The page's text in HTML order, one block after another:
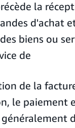
la
d'achat
biens ou
de
de la
le paiement